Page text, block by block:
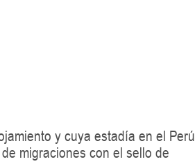
y cuya estadía en el Perú
migraciones con el sello de